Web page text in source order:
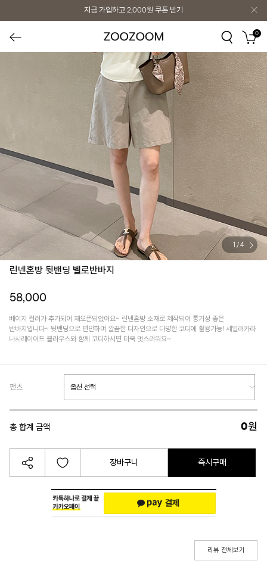
지금 가입하고 2,000원 쿠폰 받기
0
/ 4
린넨혼방 뒷밴딩 벨로반바지
58,000
베이지 컬러가 추가되어 재오픈되었어요~ 린넨혼방 소재로 제작되어 통기성 좋은
반바지입니다~ 뒷밴딩으로 편안하며 깔끔한 디자인으로 다양한 코디에 활용가능! 세일러카라
나시레이어드 블라우스와 함께 코디하시면 더욱 멋스러워요~
팬츠
총 합계 금액 0원
장바구니 즉시구매
리뷰 전체보기